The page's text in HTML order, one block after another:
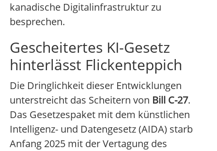
kanadische Digitalinfrastruktur zu
besprechen.
Gescheitertes KI-Gesetz
hinterlässt Flickenteppich
Die Dringlichkeit dieser Entwicklungen
unterstreicht das Scheitern von Bill C-27.
Das Gesetzespaket mit dem künstlichen
Intelligenz- und Datengesetz (AIDA) starb
Anfang 2025 mit der Vertagung des